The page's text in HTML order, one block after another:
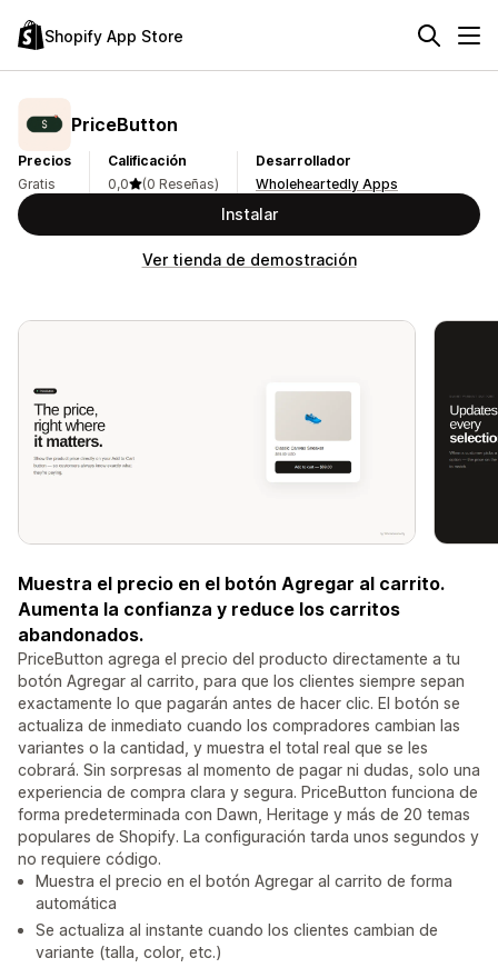
Shopify App Store
PriceButton
Precios
Gratis
Calificación
0,0
(0 Reseñas)
Desarrollador
Wholeheartedly Apps
Instalar
Ver tienda de demostración
Muestra el precio en el botón Agregar al carrito.
Aumenta la confianza y reduce los carritos
abandonados.
PriceButton agrega el precio del producto directamente a tu
botón Agregar al carrito, para que los clientes siempre sepan
exactamente lo que pagarán antes de hacer clic. El botón se
actualiza de inmediato cuando los compradores cambian las
variantes o la cantidad, y muestra el total real que se les
cobrará. Sin sorpresas al momento de pagar ni dudas, solo una
experiencia de compra clara y segura. PriceButton funciona de
forma predeterminada con Dawn, Heritage y más de 20 temas
populares de Shopify. La configuración tarda unos segundos y
no requiere código.
Muestra el precio en el botón Agregar al carrito de forma
automática
Se actualiza al instante cuando los clientes cambian de
variante (talla, color, etc.)